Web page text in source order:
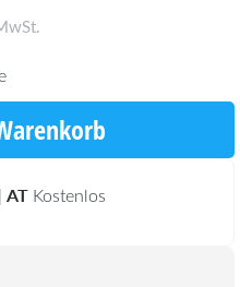
AT Kostenlos